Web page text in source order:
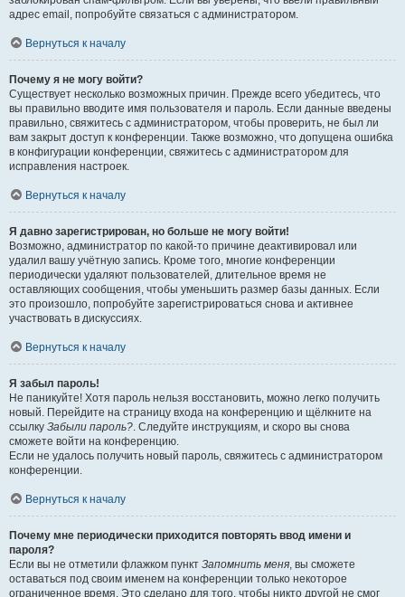
адрес email, попробуйте связаться с администратором.
Вернуться к началу
Почему я не могу войти?
Существует несколько возможных причин. Прежде всего убедитесь, что
вы правильно вводите имя пользователя и пароль. Если данные введены
правильно, свяжитесь с администратором, чтобы проверить, не был ли
вам закрыт доступ к конференции. Также возможно, что допущена ошибка
в конфигурации конференции, свяжитесь с администратором для
исправления настроек.
Вернуться к началу
Я давно зарегистрирован, но больше не могу войти!
Возможно, администратор по какой-то причине деактивировал или
удалил вашу учётную запись. Кроме того, многие конференции
периодически удаляют пользователей, длительное время не
оставляющих сообщения, чтобы уменьшить размер базы данных. Если
это произошло, попробуйте зарегистрироваться снова и активнее
участвовать в дискуссиях.
Вернуться к началу
Я забыл пароль!
Не паникуйте! Хотя пароль нельзя восстановить, можно легко получить
новый. Перейдите на страницу входа на конференцию и щёлкните на
ссылку Забыли пароль?. Следуйте инструкциям, и скоро вы снова
сможете войти на конференцию.
Если не удалось получить новый пароль, свяжитесь с администратором
конференции.
Вернуться к началу
Почему мне периодически приходится повторять ввод имени и
пароля?
Если вы не отметили флажком пункт Запомнить меня, вы сможете
оставаться под своим именем на конференции только некоторое
ограниченное время. Это сделано для того, чтобы никто другой не смог